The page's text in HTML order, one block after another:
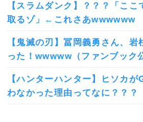
【スラムダンク】？？？「ここ
取るゾ」←これさあwwwwww
【鬼滅の刃】冨岡義勇さん、
った！wwwww（ファンブック
【ハンターハンター】ヒソカ
わなかった理由ってなに？？？